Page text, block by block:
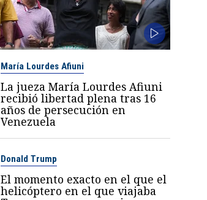
María Lourdes Afiuni
La jueza María Lourdes Afiuni
recibió libertad plena tras 16
años de persecución en
Venezuela
Donald Trump
El momento exacto en el que el
helicóptero en el que viajaba